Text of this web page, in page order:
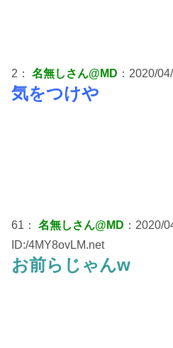
2： 名無しさん@MD ：2020/
気をつけや
61： 名無しさん@MD ：2020/
ID:/4MY8ovLM.net
お前らじゃんw